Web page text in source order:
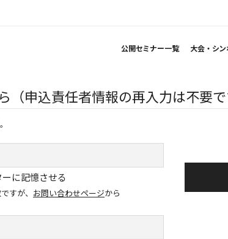
公開セミナー一覧
大会・シ
（申込責任者情報の再入力は不要
に記憶させる
すが、 お問い合わせページから